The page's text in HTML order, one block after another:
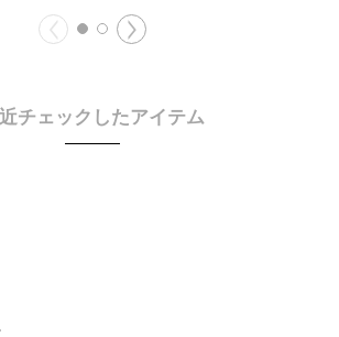
チェックしたアイテム